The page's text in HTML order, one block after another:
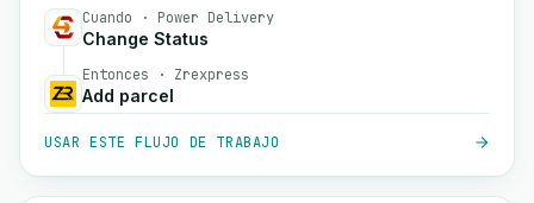
Cuando · Power Delivery
Change Status
Entonces · Zrexpress
Add parcel
USAR ESTE FLUJO DE TRABAJO